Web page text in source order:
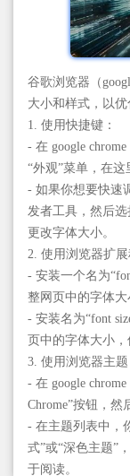
谷歌浏览器（
大小和样式，以
1. 使用快捷键：
- 在 google
“外观”菜单，在这
- 如果你想要快速
发者工具，然后选
更改字体大小。
2. 使用浏览器扩展
- 安装一个名为
整网页中的字体大
- 安装名为“font
页中的字体大小，
3. 使用浏览器主题
- 在 google
Chrome”按钮，然
- 在主题列表中，
式”或“深色主题”
于阅读。